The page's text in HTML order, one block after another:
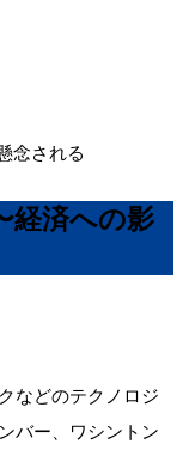
念される
経済への影
などのテクノロジ
バー、ワシントン